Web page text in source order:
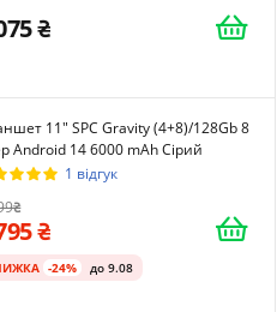
11" SPC Gravity (4+8)/128Gb 8
Android 14 6000 mAh Сірий
1 відгук
-24% до 9.08